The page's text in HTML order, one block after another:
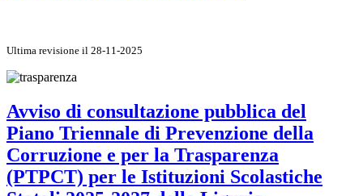
Ultima revisione il 28-11-2025
Avviso di consultazione pubblica del
Piano Triennale di Prevenzione della
Corruzione e per la Trasparenza
(PTPCT) per le Istituzioni Scolastiche